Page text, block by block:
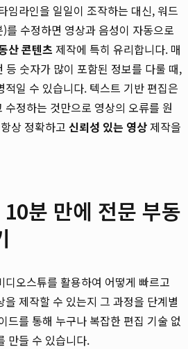
임라인을 일일이 조작하는 대신, 워드
를 수정하면 영상과 음성이 자동으로
산 콘텐츠 제작에 특히 유리합니다. 매
등 숫자가 많이 포함된 정보를 다룰 때,
일 수 있습니다. 텍스트 기반 편집은
정하는 것만으로 영상의 오류를 원
상 정확하고 신뢰성 있는 영상제작을
분 만에 전문 부동
디오스튜를 활용하여 어떻게 빠르고
제작할 수 있는지 그 과정을 단계별
드를 통해 누구나 복잡한 편집 기술 없
만들 수 있습니다.